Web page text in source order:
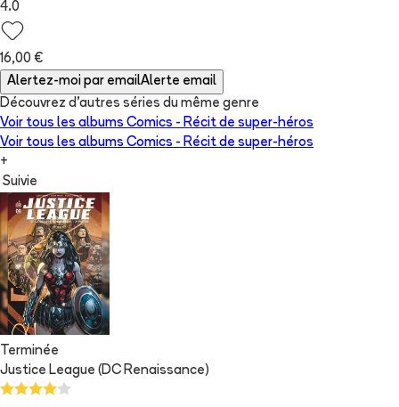
4.0
16,00 €
Alertez-moi par emailAlerte email
Découvrez d'autres séries du même genre
Voir tous les albums Comics - Récit de super-héros
Voir tous les albums Comics - Récit de super-héros
+
Suivie
Terminée
Justice League (DC Renaissance)